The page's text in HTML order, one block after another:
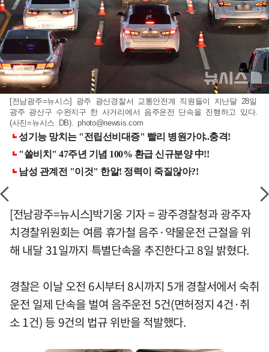
[전남광주=뉴시스] 광주 광산경찰서 교통안전계 직원들이 지난달 28일
광주 광산구 수완지구 한 사거리에서 음주운전 단속을 진행하고 있다.
(사진=뉴시스 DB).photo@newsis.com
[전남광주=뉴시스]박기웅 기자 = 광주경찰청과 광주자
치경찰위원회는 여름 휴가철 음주·약물운전 근절을 위
해 내달 31일까지 특별단속을 추진한다고 8일 밝혔다.
경찰은 이날 오전 6시부터 8시까지 5개 경찰서에서 숙취
운전 일제 단속을 벌여 음주운전 5건(면허정지 4건·취
소 1건) 등 9건의 법규 위반을 적발했다.